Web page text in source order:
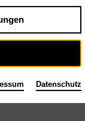
Datenschutz